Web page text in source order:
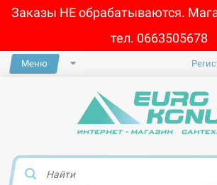
Заказы НЕ обрабатываются.
тел. 0663505678
Меню